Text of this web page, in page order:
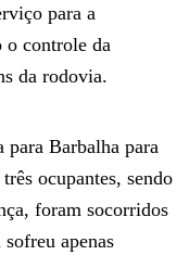
para a
o controle da
da rodovia.
Barbalha para
ocupantes, sendo
foram socorridos
apenas